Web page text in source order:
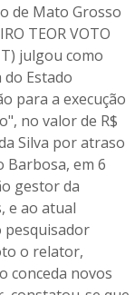
de Mato Grosso
TEOR VOTO
julgou como
Estado
para a execução
no valor de R$
Silva por atraso
Barbosa, em 6
gestor da
e ao atual
pesquisador
o relator,
conceda novos